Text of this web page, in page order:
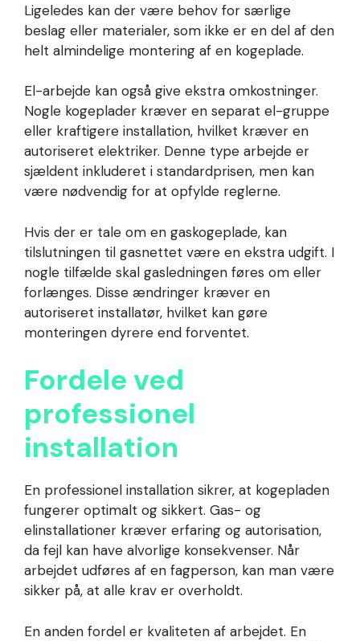
Ligeledes kan der være behov for særlige
beslag eller materialer, som ikke er en del af den
helt almindelige montering af en kogeplade.
El-arbejde kan også give ekstra omkostninger.
Nogle kogeplader kræver en separat el-gruppe
eller kraftigere installation, hvilket kræver en
autoriseret elektriker. Denne type arbejde er
sjældent inkluderet i standardprisen, men kan
være nødvendig for at opfylde reglerne.
Hvis der er tale om en gaskogeplade, kan
tilslutningen til gasnettet være en ekstra udgift. I
nogle tilfælde skal gasledningen føres om eller
forlænges. Disse ændringer kræver en
autoriseret installatør, hvilket kan gøre
monteringen dyrere end forventet.
Fordele ved
professionel
installation
En professionel installation sikrer, at kogepladen
fungerer optimalt og sikkert. Gas- og
elinstallationer kræver erfaring og autorisation,
da fejl kan have alvorlige konsekvenser. Når
arbejdet udføres af en fagperson, kan man være
sikker på, at alle krav er overholdt.
En anden fordel er kvaliteten af arbejdet. En